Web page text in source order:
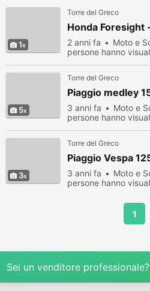
1
Torre del Greco
Honda Foresight
2 anni fa Moto e
persone hanno
5
Torre del Greco
Piaggio medley
3 anni fa Moto e
persone hanno
3
Torre del Greco
Piaggio Vespa
3 anni fa Moto e
persone hanno
1
Sei un venditore professionale?